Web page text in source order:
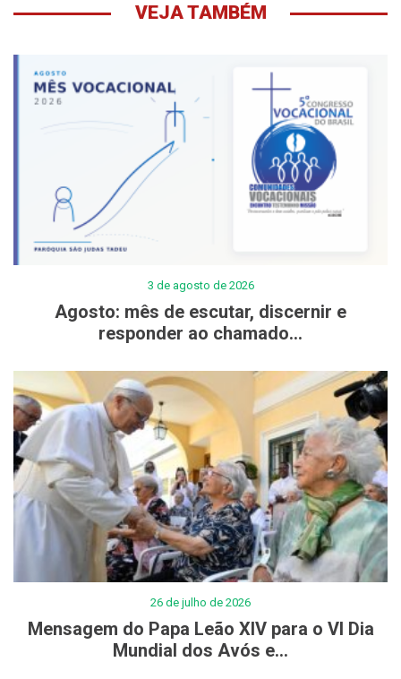
VEJA TAMBÉM
3 de agosto de 2026
Agosto: mês de escutar, discernir e
responder ao chamado...
26 de julho de 2026
Mensagem do Papa Leão XIV para o VI Dia
Mundial dos Avós e...